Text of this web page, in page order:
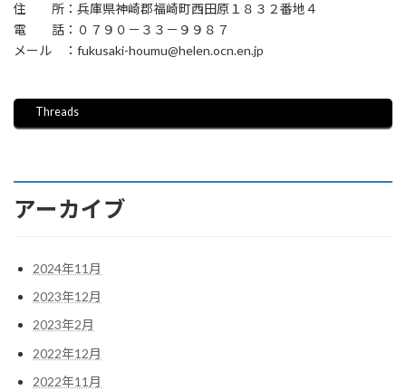
住 所：兵庫県神崎郡福崎町西田原１８３２番地４
電 話：０７９０－３３－９９８７
メール ：fukusaki-houmu@helen.ocn.en.jp
Threads
アーカイブ
2024年11月
2023年12月
2023年2月
2022年12月
2022年11月